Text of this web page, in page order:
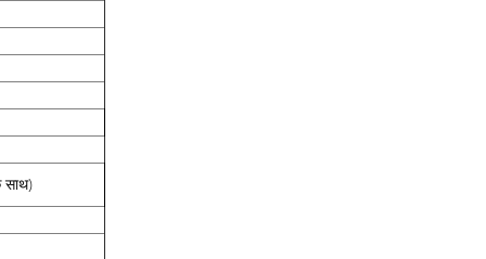
साथ)